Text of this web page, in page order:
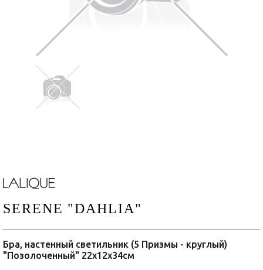
SERENE "DAHLIA"
Бра, настенный светильник (5 Призмы - круглый)
"Позолоченный" 22x12x34см